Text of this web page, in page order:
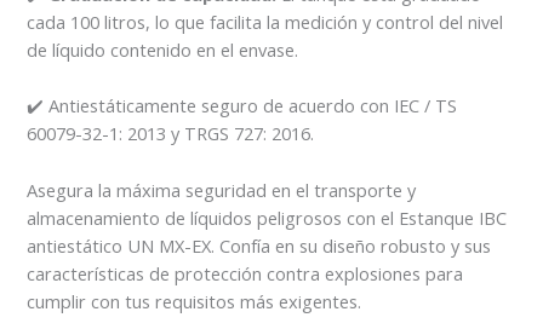
cada 100 litros, lo que facilita la medición y control del nivel
de líquido contenido en el envase.
✔️ Antiestáticamente seguro de acuerdo con IEC / TS
60079-32-1: 2013 y TRGS 727: 2016.
Asegura la máxima seguridad en el transporte y
almacenamiento de líquidos peligrosos con el Estanque IBC
antiestático UN MX-EX. Confía en su diseño robusto y sus
características de protección contra explosiones para
cumplir con tus requisitos más exigentes.